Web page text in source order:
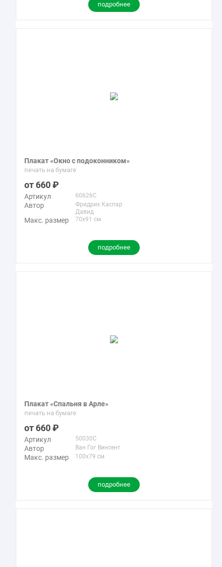
подробнее
Плакат «Окно с подоконником»
печать на бумаге
660
Артикул 60626C
Автор
Фридрих Каспар
Давид
Макс. размер 70x91 см
подробнее
Плакат «Спальня в Арле»
печать на бумаге
660
Артикул 50030C
Автор Ван Гог Винсент
Макс. размер 100x79 см
подробнее